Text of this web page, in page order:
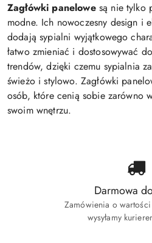
Zagłówki panelowesą nie tylko
modne. Ich nowoczesny design i
dodają sypialni wyjątkowego
łatwo zmieniać i dostosowywać
trendów, dzięki czemu sypialnia
świeżo i stylowo. Zagłówki
osób, które cenią sobie zarówno
swoim wnętrzu.
Darmowa
Zamówienia o wartości
wysyłamy